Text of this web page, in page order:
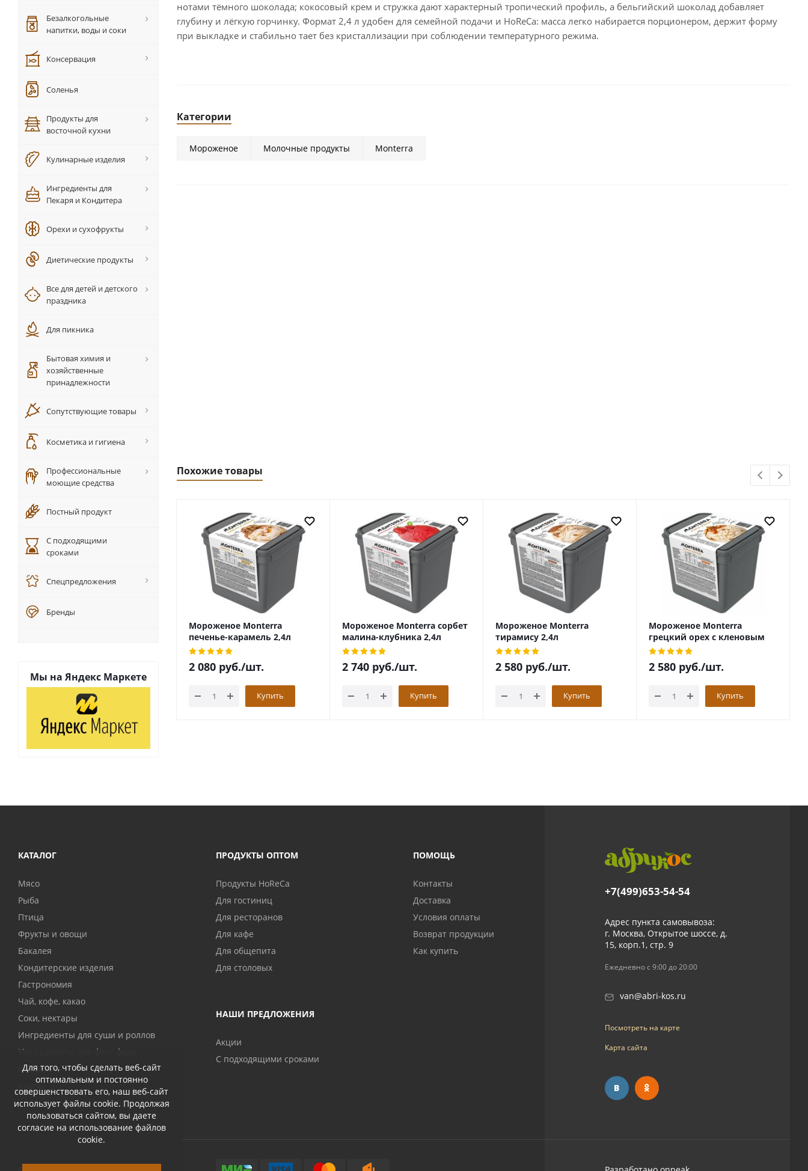
Для того, чтобы сделать веб-сайт
оптимальным и постоянно
совершенствовать его, наш веб-сайт
использует файлы cookie. Продолжая
пользоваться сайтом, вы даете
согласие на использование файлов
cookie.
нотами тёмного шоколада; кокосовый крем и стружка дают характерный тропический профиль, а бельгийский шоколад добавляет
глубину и лёгкую горчинку. Формат 2,4 л удобен для семейной подачи и HoReCa: масса легко набирается порционером, держит форму
при выкладке и стабильно тает без кристаллизации при соблюдении температурного режима.
Категории
Мороженое Молочные продукты Monterra
Похожие товары
Мороженое Monterra
печенье-карамель 2,4л
2 080 руб./шт.
Купить
Мороженое Monterra сорбет
малина-клубника 2,4л
2 740 руб./шт.
Купить
Мороженое Monterra
тирамису 2,4л
2 580 руб./шт.
Купить
Мороженое Monterra
грецкий орех с кленовым
сиропом 2,4л
2 580 руб./шт.
Купить
Безалкогольные
напитки, воды и соки
Консервация
Соленья
Продукты для
восточной кухни
Кулинарные изделия
Ингредиенты для
Пекаря и Кондитера
Орехи и сухофрукты
Диетические продукты
Все для детей и детского
праздника
Для пикника
Бытовая химия и
хозяйственные
принадлежности
Сопутствующие товары
Косметика и гигиена
Профессиональные
моющие средства
Постный продукт
С подходящими
сроками
Спецпредложения
Бренды
Мы на Яндекс Маркете
КАТАЛОГ
Мясо
Рыба
Птица
Фрукты и овощи
Бакалея
Кондитерские изделия
Гастрономия
Чай, кофе, какао
Соки, нектары
Ингредиенты для суши и роллов
Ингредиенты для фаст фуда
Консервы
Крупы
ПРОДУКТЫ ОПТОМ
Продукты HoReCa
Для гостиниц
Для ресторанов
Для кафе
Для общепита
Для столовых
НАШИ ПРЕДЛОЖЕНИЯ
Акции
С подходящими сроками
ПОМОЩЬ
Контакты
Доставка
Условия оплаты
Возврат продукции
Как купить
+7(499)653-54-54
Адрес пункта самовывоза:
г. Москва, Открытое шоссе, д.
15, корп.1, стр. 9
Ежедневно с 9:00 до 20:00
van@abri-kos.ru
Посмотреть на карте
Карта сайта